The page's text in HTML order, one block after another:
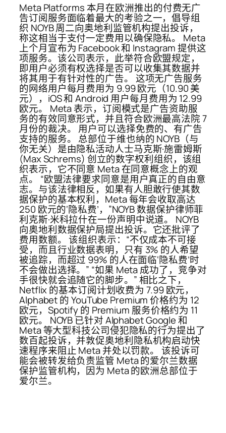
Meta Platforms 本月在欧洲推出的付费无广
告订阅服务面临着最大的考验之一，倡导组
织 NOYB 周二向奥地利监管机构提出投诉，
称这相当于支付一定费用以确保隐私。 Meta
上个月宣布为 Facebook 和 Instagram 提供这
项服务。该公司表示，此举符合欧盟规定，
即用户必须有权选择是否可以收集其数据并
将其用于有针对性的广告。 这项无广告服务
的网络用户每月费用为 9.99 欧元（10.90 美
元），iOS 和 Android 用户每月费用为 12.99
欧元。 Meta 表示，订阅模式是广告资助服
务的有效同意形式，并且符合欧洲最高法院 7
月份的裁决。 用户可以选择免费的、有广告
支持的服务。 总部位于维也纳的 NOYB（与
你无关）是由隐私活动人士马克斯·施雷姆斯
(Max Schrems) 创立的数字权利组织，该组
织表示，它不同意 Meta 在同意概念上的观
点。 “欧盟法律要求同意是用户真正的自由意
志。与该法律相反，如果有人胆敢行使其数
据保护的基本权利，Meta 每年会收取高达
250 欧元的‘隐私费’，”NOYB 数据保护律师菲
利克斯·米科拉什在一份声明中说道。 NOYB
向奥地利数据保护局提出投诉。它还批评了
费用数额。 该组织表示：“不仅成本不可接
受，而且行业数据表明，只有 3% 的人希望
被追踪，而超过 99% 的人在面临‘隐私费’时
不会做出选择。” “如果 Meta 成功了，竞争对
手很快就会追随它的脚步。” 相比之下，
Netflix 的基本订阅计划收费为 7.99 欧元，
Alphabet 的 YouTube Premium 价格约为 12
欧元，Spotify 的 Premium 服务价格约为 11
欧元。 NOYB 已针对 Alphabet Google 和
Meta 等大型科技公司侵犯隐私的行为提出了
数百起投诉，并敦促奥地利隐私机构启动快
速程序来阻止 Meta 并处以罚款。 该投诉可
能会被转发给负责监管 Meta 的爱尔兰数据
保护监管机构，因为 Meta 的欧洲总部位于
爱尔兰。